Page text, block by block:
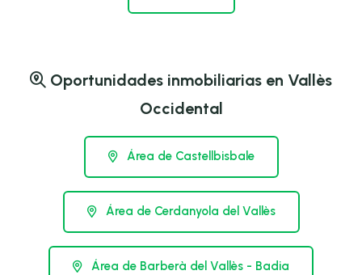
Oportunidades inmobiliarias en Vallès
Occidental
Área de Castellbisbale
Área de Cerdanyola del Vallès
Área de Barberà del Vallès - Badia